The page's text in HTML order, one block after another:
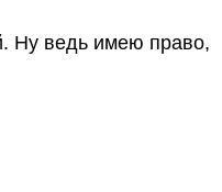
Ну ведь имею право,